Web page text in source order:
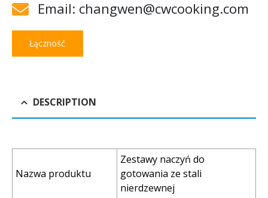
Email: changwen@cwcooking.com
Łączność
DESCRIPTION
Nazwa produktu
Zestawy naczyń do
gotowania ze stali
nierdzewnej